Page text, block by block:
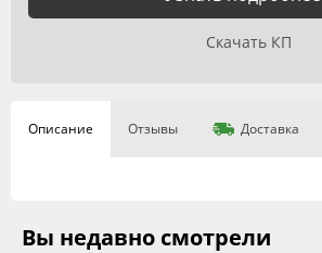
Скачать КП
Описание Отзывы Доставка
Вы недавно смотрели